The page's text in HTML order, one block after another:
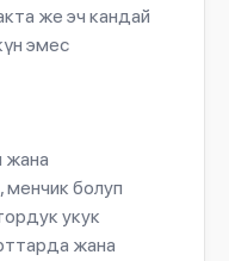
же эч кандай
эмес
жана
болуп
укук
жана